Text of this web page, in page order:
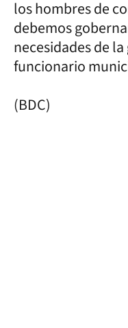
los hombres de
debemos
necesidades de
funcionario
(BDC)